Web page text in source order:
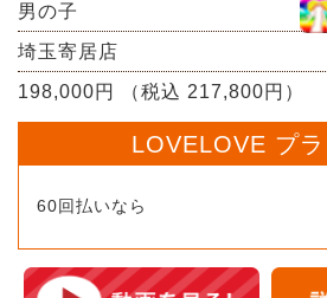
男の子
埼玉寄居店
198,000円 （税込 217,800円）
LOVELOVE プラ
60回払いなら